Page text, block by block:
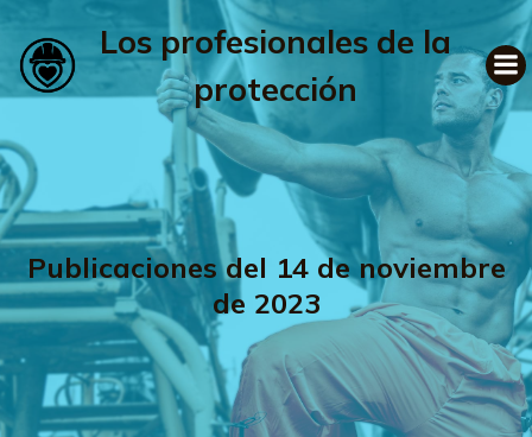
Los profesionales de la
protección
Publicaciones del 14 de noviembre
de 2023